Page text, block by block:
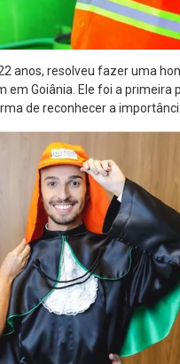
anos, resolveu fazer uma
em Goiânia. Ele foi a primeira
de reconhecer a